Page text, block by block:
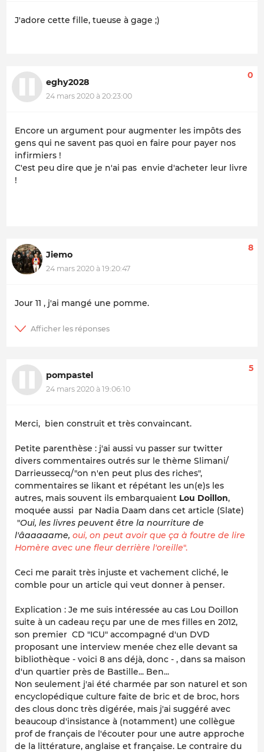
J'adore cette fille, tueuse à gage ;)
eghy2028
24 mars 2020 à 20:23:00
0
Encore un argument pour augmenter les impôts des
gens qui ne savent pas quoi en faire pour payer nos
infirmiers !
C'est peu dire que je n'ai pas envie d'acheter leur livre
!
Jiemo
24 mars 2020 à 19:20:47
8
Jour 11 , j'ai mangé une pomme.
pompastel
24 mars 2020 à 19:06:10
5
Merci, bien construit et très convaincant.
Petite parenthèse : j'ai aussi vu passer sur twitter
divers commentaires outrés sur le thème Slimani/
Darrieussecq/"on n'en peut plus des riches",
commentaires se likant et répétant les un(e)s les
autres, mais souvent ils embarquaient Lou Doillon,
moquée aussi par Nadia Daam dans cet article (Slate)
"Oui, les livres peuvent être la nourriture de
l'âaaaaame, oui, on peut avoir que ça à foutre de lire
Homère avec une fleur derrière l'oreille".
Ceci me parait très injuste et vachement cliché, le
comble pour un article qui veut donner à penser.
Explication : Je me suis intéressée au cas Lou Doillon
suite à un cadeau reçu par une de mes filles en 2012,
son premier CD "ICU" accompagné d'un DVD
proposant une interview menée chez elle devant sa
bibliothèque - voici 8 ans déjà, donc - , dans sa maison
d'un quartier près de Bastille... Ben...
Non seulement j'ai été charmée par son naturel et son
encyclopédique culture faite de bric et de broc, hors
des clous donc très digérée, mais j'ai suggéré avec
beaucoup d'insistance à (notamment) une collègue
prof de français de l'écouter pour une autre approche
de la littérature, anglaise et française. Le contraire du